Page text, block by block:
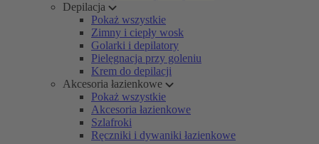
Depilacja
Pokaż wszystkie
Zimny i ciepły wosk
Golarki i depilatory
Pielęgnacja przy goleniu
Krem do depilacji
Akcesoria łazienkowe
Pokaż wszystkie
Akcesoria łazienkowe
Szlafroki
Ręczniki i dywaniki łazienkowe